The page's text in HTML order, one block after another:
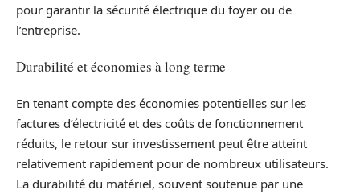
pour garantir la sécurité électrique du foyer ou de
l’entreprise.
Durabilité et économies à long terme
En tenant compte des économies potentielles sur les
factures d’électricité et des coûts de fonctionnement
réduits, le retour sur investissement peut être atteint
relativement rapidement pour de nombreux utilisateurs.
La durabilité du matériel, souvent soutenue par une